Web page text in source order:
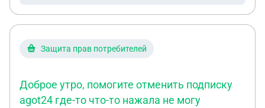
Защита прав потребителей
Доброе утро, помогите отменить подписку
agot24 где-то что-то нажала не могу